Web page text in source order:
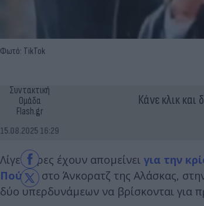
Φωτό: TikTok
Συντακτική
Ομάδα
Flash.gr
15.08.2025 16:29
Κάνε κλικ και
Λίγες ώρες έχουν απομείνει για την
Πούτινστο Άνκορατζ της Αλάσκας,
δύο υπερδυνάμεων να βρίσκονται για